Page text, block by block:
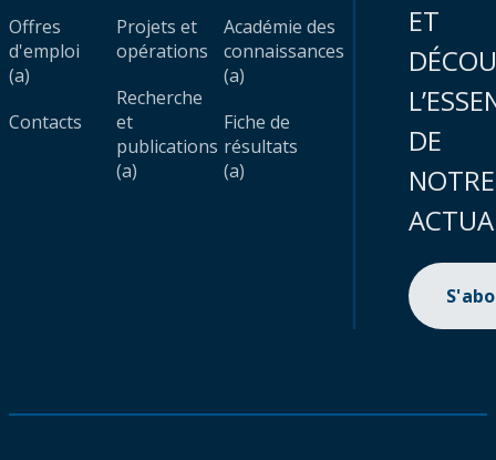
Offres
d'emploi
(a)
Contacts
Projets et
opérations
Recherche
et
publications
(a)
Académie des
connaissances
(a)
Fiche de
résultats
(a)
ET
DE
NOTRE